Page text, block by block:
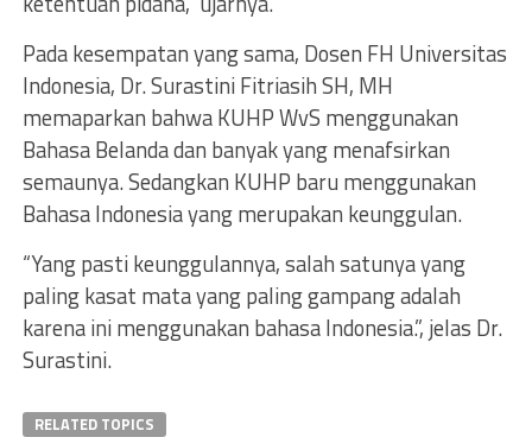
Pada kesempatan yang sama, Dosen FH Universitas
Indonesia, Dr. Surastini Fitriasih SH, MH
memaparkan bahwa KUHP WvS menggunakan
Bahasa Belanda dan banyak yang menafsirkan
semaunya. Sedangkan KUHP baru menggunakan
Bahasa Indonesia yang merupakan keunggulan.
“Yang pasti keunggulannya, salah satunya yang
paling kasat mata yang paling gampang adalah
karena ini menggunakan bahasa Indonesia.”, jelas Dr.
Surastini.
RELATED TOPICS